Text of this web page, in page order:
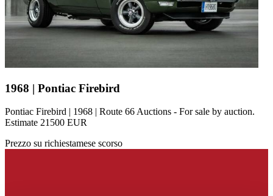
1968 | Pontiac Firebird
Pontiac Firebird | 1968 | Route 66 Auctions - For sale by auction.
Estimate 21500 EUR
Prezzo su richiestamese scorso